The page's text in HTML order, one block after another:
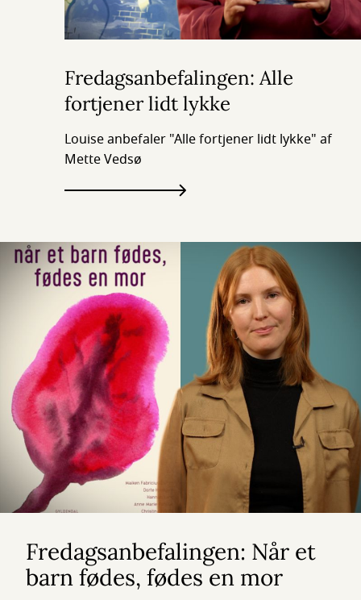
Fredagsanbefalingen: Alle
fortjener lidt lykke
Louise anbefaler "Alle fortjener lidt lykke" af
Mette Vedsø
Fredagsanbefalingen: Når et
barn fødes, fødes en mor